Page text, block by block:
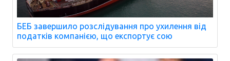
БЕБ завершило розслідування про ухилення від
податків компанією, що експортує сою